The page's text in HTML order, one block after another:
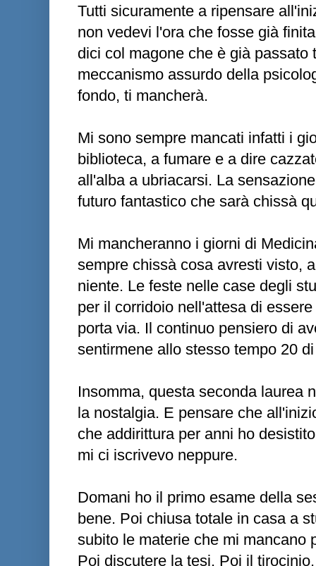
Tutti sicuramente a ripensare
non vedevi l'ora che fosse già
dici col magone che è già passato
meccanismo assurdo della
fondo, ti mancherà.
Mi sono sempre mancati infatti i
biblioteca, a fumare e a dire
all'alba a ubriacarsi. La
futuro fantastico che sarà chissà
Mi mancheranno i giorni di
sempre chissà cosa avresti visto,
niente. Le feste nelle case degli
per il corridoio nell'attesa di
porta via. Il continuo pensiero di
sentirmene allo stesso tempo 20
Insomma, questa seconda laurea
la nostalgia. E pensare che
che addirittura per anni ho
mi ci iscrivevo neppure.
Domani ho il primo esame della
bene. Poi chiusa totale in casa a
subito le materie che mi mancano
Poi discutere la tesi. Poi il